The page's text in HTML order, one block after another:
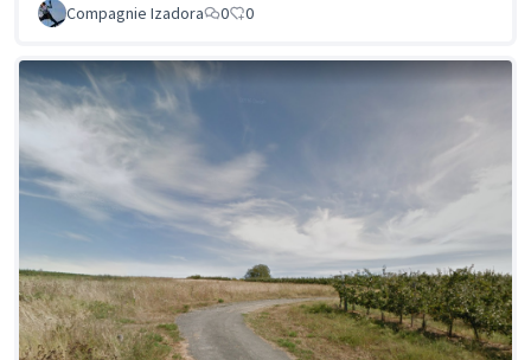
Compagnie Izadora
0 0